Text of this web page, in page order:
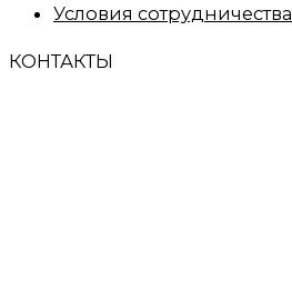
Условия сотрудничества
КОНТАКТЫ